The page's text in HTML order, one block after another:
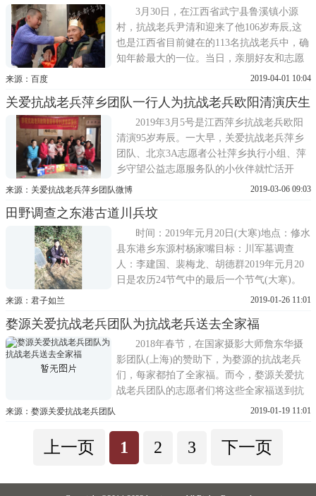
到爷爷的一些从军经历:部队番号：青年抗日
救国军208师工兵
3月30日，在江西省武宁县鲁溪镇小源
村，抗战老兵尹清和迎来了他106岁寿辰,这
也是江西省目前健在的113名抗战老兵中，确
知年龄最大的一位。当日，亲朋好友和志愿
者们齐聚一堂，为老人庆祝生日。吃长寿
热闹。据悉，原籍四川广安的尹清和曾参加
过淞沪会战，在一次战斗中因手中的枪再也
承受不了高温高压
来源：百度 2019-04-01 10:04
关爱抗战老兵萍乡团队一行人为抗战老兵欧阳清演庆生
2019年3月5号是江西萍乡抗战老兵欧阳
清演95岁寿辰。一大早，关爱抗战老兵萍乡
团队、北京3A志愿者公社萍乡执行小组、萍
乡守望公益志愿服务队的小伙伴就忙活开
了，赶往上栗给阳老庆生，一同带去的有关
北京3A志愿者公社庆生的鲜花和蛋糕。
来源：关爱抗战老兵萍乡团队微博 2019-03-06 09:03
田野调查之东港古道川兵坟
时间：2019年元月20日(大寒)地点：修水
县东港乡东源村杨家嘴目标：川军墓调查
人：李建国、裴梅龙、胡德群2019年元月20
日是农历24节气中的最后一个节气(大寒)。
俗语云：小寒大寒一年过完。田野调查东港
2018年工作的结束，亦是2019年抗战研究工
作的开始。根据修水县政协副主席朱啸同志
提供的
来源：君子如兰 2019-01-26 11:01
婺源关爱抗战老兵团队为抗战老兵送去全家福
2018年春节，在国家摄影大师詹东华摄
影团队(上海)的赞助下，为婺源的抗战老兵
们，每家都拍了全家福。而今，婺源关爱抗
战老兵团队的志愿者们将这些全家福送到抗
战老兵的家中(其中有全家福、老兵个人敬礼
(1917年出生，抗战时期隶属第三战区交通处
第二科)抗战老兵马生元(1926年出生，抗战
来源：婺源关爱抗战老兵团队 2019-01-19 11:01
上一页 1 2 3 下一页